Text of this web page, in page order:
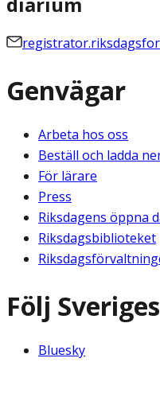
Genvägar
Arbeta hos oss
Beställ och ladda
För lärare
Press
Riksdagens öppna
Riksdagsbiblioteket
Följ
Bluesky